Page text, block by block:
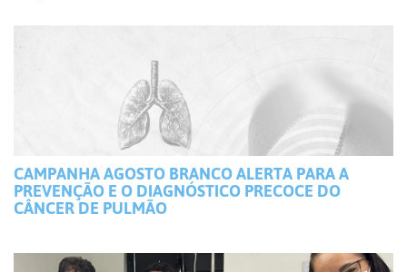
CAMPANHA AGOSTO BRANCO ALERTA PARA A
PREVENÇÃO E O DIAGNÓSTICO PRECOCE DO
CÂNCER DE PULMÃO